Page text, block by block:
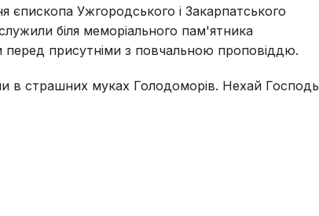
єпископа Ужгородського і Закарпатського
біля меморіального пам'ятника
перед присутніми з повчальною проповіддю.
в страшних муках Голодоморів. Нехай Господь